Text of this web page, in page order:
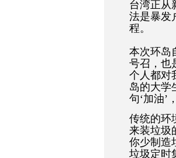
台湾正从
法是暴发
程。
本次环岛
号召，也
个人都对
岛的大学
句‘加油’
传统的环
来装垃圾
你少制造
垃圾定时